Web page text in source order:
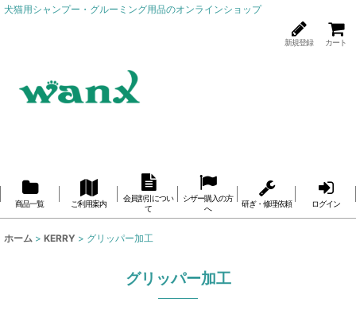
犬猫用シャンプー・グルーミング用品のオンラインショップ
新規登録 カート
商品一覧 ご利用案内
会員割引につい
て
シザー購入の方
へ
研ぎ・修理依頼 ログイン
ホーム > KERRY > グリッパー加工
グリッパー加工